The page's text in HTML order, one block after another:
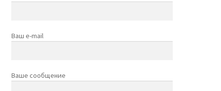
Ваш e-mail
Ваше сообщение